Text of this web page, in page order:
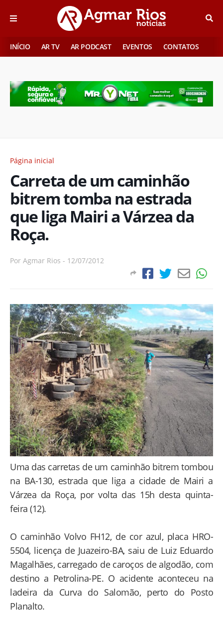
INÍCIO AR TV AR PODCAST EVENTOS CONTATOS
Página inicial
Carreta de um caminhão
bitrem tomba na estrada
que liga Mairi a Várzea da
Roça.
Por Agmar Rios - 12/07/2012
Uma das carretas de um caminhão bitrem tombou
na BA-130, estrada que liga a cidade de Mairi a
Várzea da Roça, por volta das 15h desta quinta-
feira (12).
O caminhão Volvo FH12, de cor azul, placa HRO-
5504, licença de Juazeiro-BA, saiu de Luiz Eduardo
Magalhães, carregado de caroços de algodão, com
destino a Petrolina-PE. O acidente aconteceu na
ladeira da Curva do Salomão, perto do Posto
Planalto.